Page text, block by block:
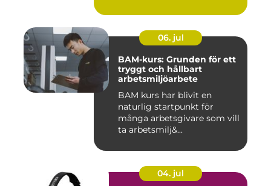
06. jul
BAM-kurs: Grunden för ett
tryggt och hållbart
arbetsmiljöarbete
BAM kurs har blivit en
naturlig startpunkt för
många arbetsgivare som vill
ta arbetsmilj&...
04. jul